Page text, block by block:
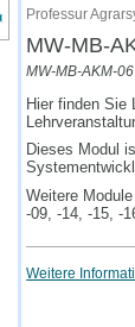
des
Professur
MW-MB-
MW-MB-AKM-
Hier finden Sie
Dieses Modul
Weitere
-09, -14, -15, -
Weitere